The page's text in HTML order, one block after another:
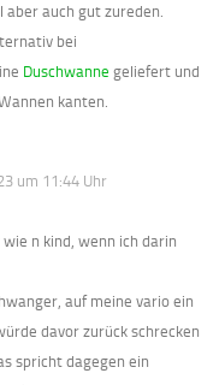
auch gut zureden.
bei
Duschwanne geliefert und
kanten.
um 11:44 Uhr
n kind, wenn ich darin
auf meine vario ein
davor zurück schrecken
spricht dagegen ein